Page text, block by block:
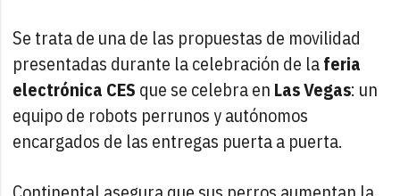
Se trata de una de las propuestas de movilidad
presentadas durante la celebración de laferia
electrónica CES que se celebra en Las Vegas: un
equipo de robots perrunos y autónomos
encargados de las entregas puerta a puerta.